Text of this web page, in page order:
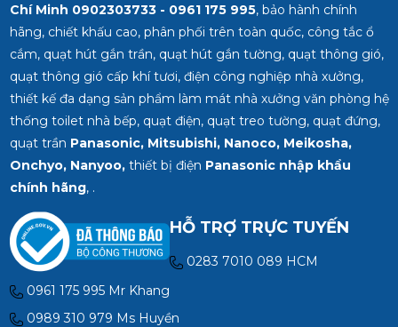
Chí Minh 0902303733 - 0961 175 995, bảo hành chính
hãng, chiết khấu cao, phân phối trên toàn quốc, công tắc ổ
cắm, quạt hút gắn trần, quạt hút gắn tường, quạt thông gió,
quạt thông gió cấp khí tươi, điện công nghiệp nhà xưởng,
thiết kế đa dạng sản phẩm làm mát nhà xưởng văn phòng hệ
thống toilet nhà bếp, quạt điện, quạt treo tường, quạt đứng,
quạt trần Panasonic, Mitsubishi, Nanoco, Meikosha,
Onchyo, Nanyoo,thiết bị điện Panasonic nhập khẩu
chính hãng, .
HỖ TRỢ TRỰC TUYẾN
0283 7010 089 HCM
0961 175 995 Mr Khang
0989 310 979 Ms Huyền